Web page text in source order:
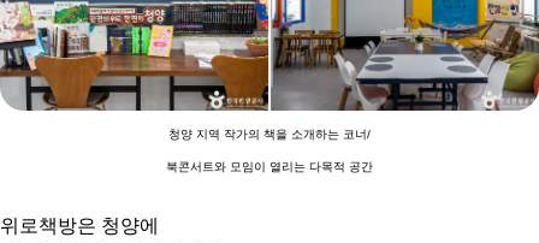
청양 지역 작가의 책을 소개하는 코너/
북콘서트와 모임이 열리는 다목적 공간
위로책방은 청양에